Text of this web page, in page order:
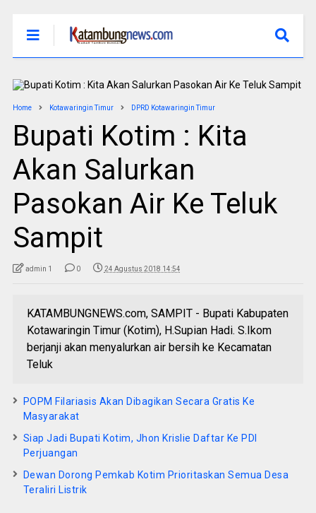
Home Kotawaringin Timur DPRD Kotawaringin Timur
Bupati Kotim : Kita
Akan Salurkan
Pasokan Air Ke Teluk
Sampit
admin 1 0 24 Agustus 2018 14:54
KATAMBUNGNEWS.com, SAMPIT - Bupati Kabupaten
Kotawaringin Timur (Kotim), H.Supian Hadi. S.Ikom
berjanji akan menyalurkan air bersih ke Kecamatan
Teluk
POPM Filariasis Akan Dibagikan Secara Gratis Ke
Masyarakat
Siap Jadi Bupati Kotim, Jhon Krislie Daftar Ke PDI
Perjuangan
Dewan Dorong Pemkab Kotim Prioritaskan Semua Desa
Teraliri Listrik